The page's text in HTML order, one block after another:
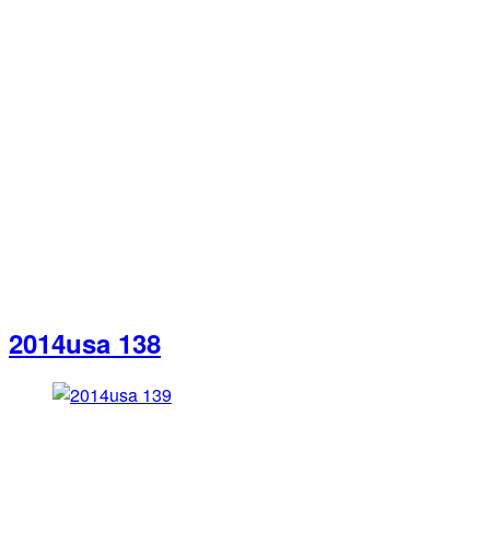
2014usa 138